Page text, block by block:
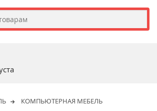
КОМПЬЮТЕРНАЯ МЕБЕЛЬ